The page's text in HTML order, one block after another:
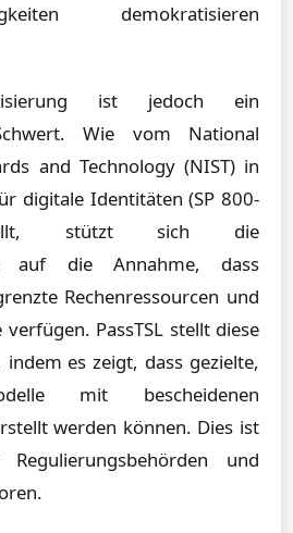
demokratisieren
ist jedoch ein
Wie vom National
and Technology (NIST) in
digitale Identitäten (SP 800-
stützt sich die
auf die Annahme, dass
Rechenressourcen und
PassTSL stellt diese
es zeigt, dass gezielte,
mit bescheidenen
werden können. Dies ist
und